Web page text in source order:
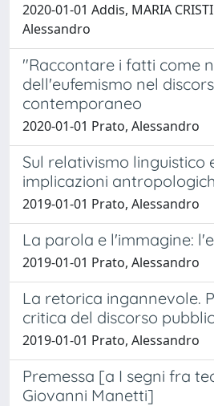
2020-01-01 Addis, MARIA
Alessandro
"Raccontare i fatti come
dell'eufemismo nel
contemporaneo
2020-01-01 Prato, Alessandro
Sul relativismo linguistico
implicazioni
2019-01-01 Prato, Alessandro
La parola e l'immagine:
2019-01-01 Prato, Alessandro
La retorica ingannevole.
critica del discorso
2019-01-01 Prato, Alessandro
Premessa [a I segni fra
Giovanni Manetti]